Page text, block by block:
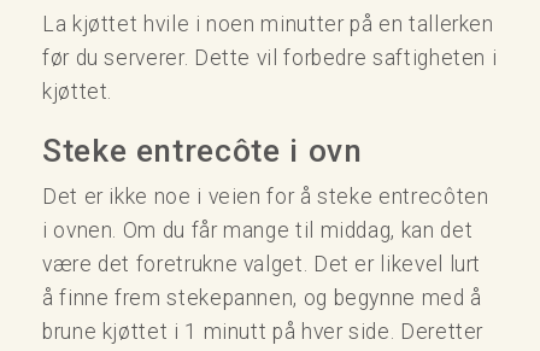
La kjøttet hvile i noen minutter på en tallerken
før du serverer. Dette vil forbedre saftigheten i
kjøttet.
Steke entrecôte i ovn
Det er ikke noe i veien for å steke entrecôten
i ovnen. Om du får mange til middag, kan det
være det foretrukne valget. Det er likevel lurt
å finne frem stekepannen, og begynne med å
brune kjøttet i 1 minutt på hver side. Deretter